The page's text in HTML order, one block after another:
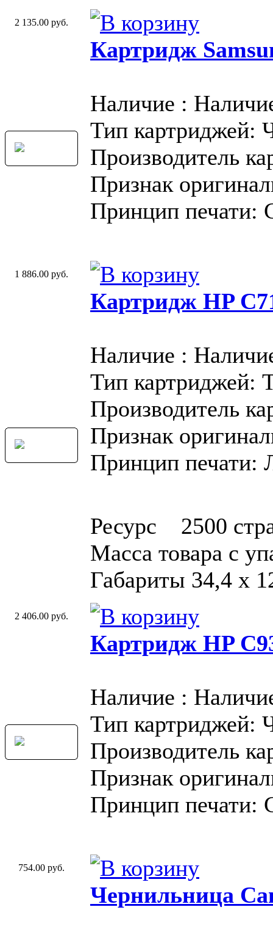
2 135.00 руб.
Картридж
Наличие :
Тип картриджей:
Производитель
Признак
Принцип печати:
1 886.00 руб.
Картридж HP
Наличие :
Тип картриджей:
Производитель
Признак
Принцип печати:
Ресурс 2500
Масса товара с
Габариты 34,4 x
2 406.00 руб.
Картридж HP
Наличие :
Тип картриджей:
Производитель
Признак
Принцип печати:
754.00 руб.
Чернильница